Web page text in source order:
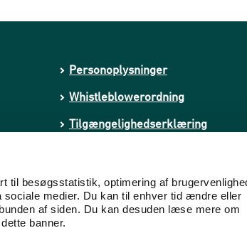
til besøgsstatistik, optimering af
medier. Du kan til enhver tid ændre eller
af siden. Du kan desuden læse mere om
banner.
Personoplysninger
Whistleblowerordning
Tilgængelighedserklæring